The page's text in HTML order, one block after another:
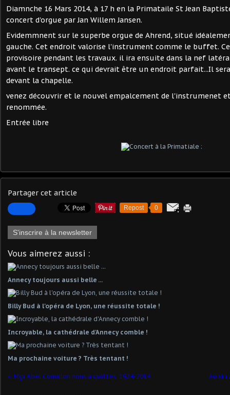
Diamnche 16 Mars 2014, à 17 h en la Primataile St Jean
concert d'orgue par Jan Willem Jansen.
Evidemmnent sur le superbe orgue de Ahrend, situé
gauche. Cet endroit valorise l'instrument comme le buffet.
provisoire pendant les travaux. il ira ensuite dans la nef
avant le transept. ce qui devrait être un endroit parfait...Il
devant la chapelle.
venez découvrir et le nouvel empalcement de l'instrumenet
renommée.
Entrée libre
Partager cet article
Repost 0
S'inscrire à la newsletter
Vous aimerez aussi :
Annecy toujours aussi belle ...
Billy Bud à l'opéra de Lyon, une réussite totale !
Incroyable, la cathédrale d'Annecy comble !
Ma prochaine voiture ? Très tentant !
Mgr Abel Cornillon nous a quittés. 1924-2014 Au ski